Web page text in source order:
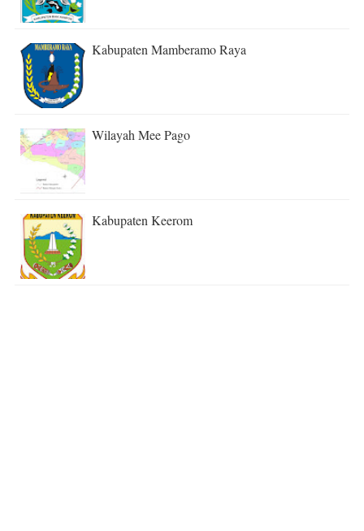
Kabupaten Mamberamo Raya
Wilayah Mee Pago
Kabupaten Keerom